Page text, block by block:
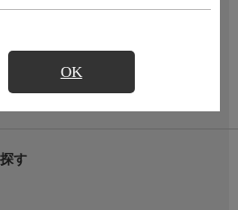
OK
公時が祀られています。
健康を願う例大祭。
（ゆたて）獅子舞と続きます。
す